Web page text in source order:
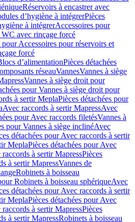
Réservoirs à encastrer avec
d’hygiène à intégrerPièces
à intégrerAccessoires pour
WC avec rinçage forcé
pour Accessoires pour réservoirs et
forcé
d’alimentationPièces détachées
réseauVannesVannes à siège
Vannes à siège droit pour
pour Vannes à siège droit pour
à sertir MeplaPièces détachées pour
Avec raccords à sertir MapressAvec
pour Avec raccords filetésVannes à
pour Vannes à siège inclinéAvec
détachées pour Avec raccords à sertir
MeplaPièces détachées pour Avec
raccords à sertir MapressPièces
à sertir MapressVannes de
Robinets à boisseau
Robinets à boisseau sphériqueAvec
détachées pour Avec raccords à sertir
MeplaPièces détachées pour Avec
raccords à sertir MapressPièces
à sertir MapressRobinets à boisseau